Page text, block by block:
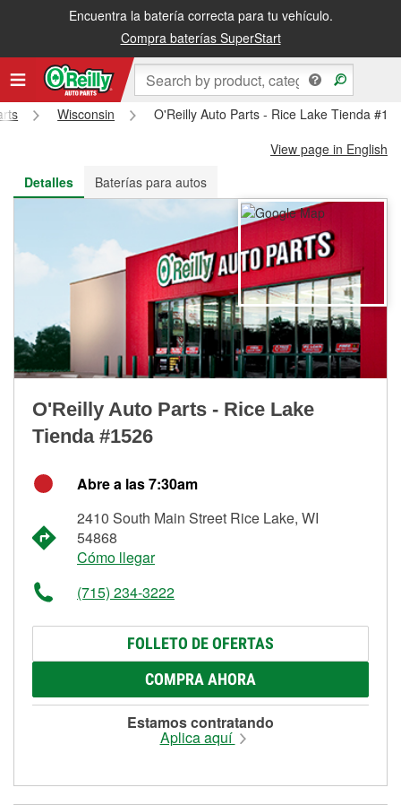
Encuentra la batería correcta para tu vehículo.
Compra baterías SuperStart
Recibe tu orden gratis al día siguiente o recógela en la tienda
Wisconsin
O'Reilly Auto Parts - Rice Lake Tienda
View page in English
Detalles
Baterías para autos
O'Reilly Auto Parts - Rice Lake
Tienda #1526
Abre a las 7:30am
2410 South Main Street Rice Lake, WI
54868
Cómo llegar
(715) 234-3222
FOLLETO DE OFERTAS
COMPRA AHORA
Estamos contratando
Aplica aquí